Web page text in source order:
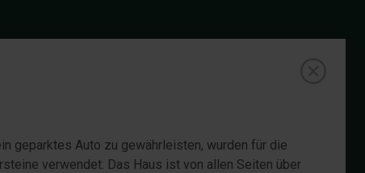
geparktes Auto zu gewährleisten, wurden für die
verwendet. Das Haus ist von allen Seiten über